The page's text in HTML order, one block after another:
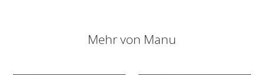
Mehr von Manu